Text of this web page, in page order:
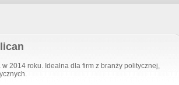
2014 roku. Idealna dla firm z branży politycznej,